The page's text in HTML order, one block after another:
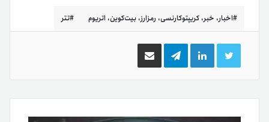
اخبار، خبر، کریپتوکارنسی، رمزارز، بیت‌کوین، اتریوم تتر
توییتر لینکدینتلگرام اشتراک
گذاری
ایمیل